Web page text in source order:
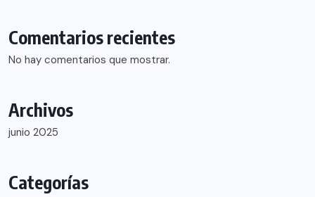
Comentarios recientes
No hay comentarios que mostrar.
Archivos
junio 2025
Categorías